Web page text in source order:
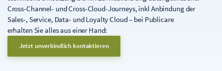
Cross-Channel- und Cross-Cloud-Journeys, inkl Anbindung der
Sales-, Service, Data- und Loyalty Cloud – bei Publicare
erhalten Sie alles aus einer Hand:
Jetzt unverbindlich kontaktieren